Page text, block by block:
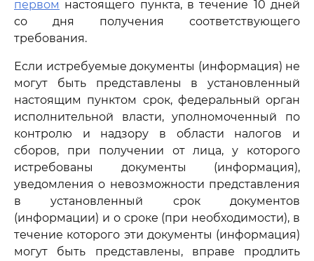
первом настоящего пункта, в течение 10 дней
со дня получения соответствующего
требования.
Если истребуемые документы (информация) не
могут быть представлены в установленный
настоящим пунктом срок, федеральный орган
исполнительной власти, уполномоченный по
контролю и надзору в области налогов и
сборов, при получении от лица, у которого
истребованы документы (информация),
уведомления о невозможности представления
в установленный срок документов
(информации) и о сроке (при необходимости), в
течение которого эти документы (информация)
могут быть представлены, вправе продлить